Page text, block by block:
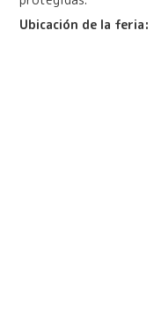
Ubicación de la feria: